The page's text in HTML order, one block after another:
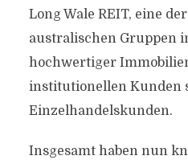
Long Wale REIT, eine
australischen Gruppen
hochwertiger
institutionellen Kunden
Einzelhandelskunden.
Insgesamt haben nun